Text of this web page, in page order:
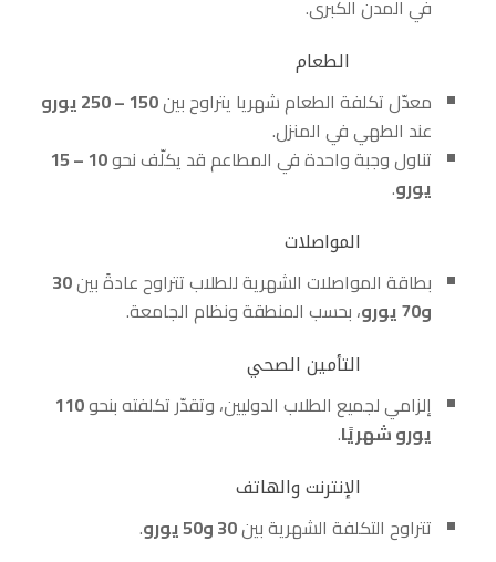
في المدن الكبرى.
الطعام
معدّل تكلفة الطعام شهريا يتراوح بين150 – 250
يورو
عند الطهي في المنزل.
تناول وجبة واحدة في المطاعم قد يكلّف نحو10 – 15
يورو.
المواصلات
بطاقة المواصلات الشهرية للطلاب تتراوح عادةً بين30
و70 يورو
، بحسب المنطقة ونظام الجامعة.
التأمين الصحي
إلزامي لجميع الطلاب الدوليين، وتقدّر تكلفته بنحو110
يورو شهريًا.
الإنترنت والهاتف
تتراوح التكلفة الشهرية بين30و50 يورو .